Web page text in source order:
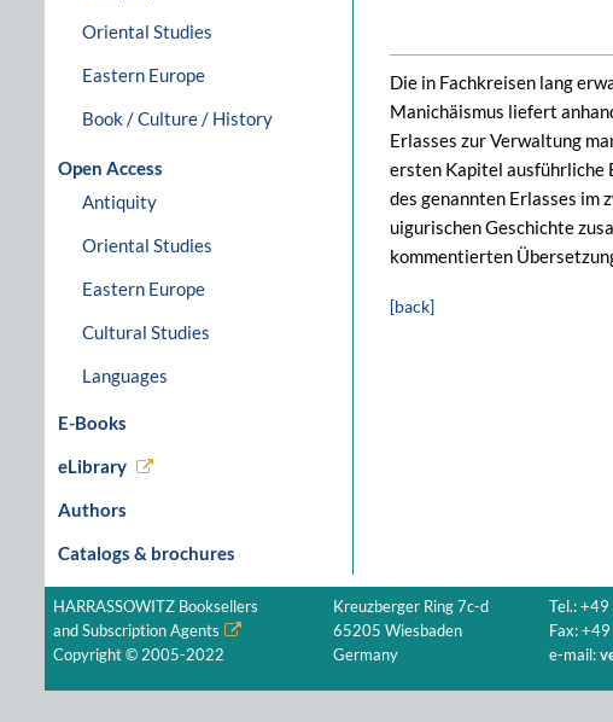
Oriental Studies
Eastern Europe
Book / Culture / History
Open Access
Antiquity
Oriental Studies
Eastern Europe
Cultural Studies
Languages
E-Books
eLibrary
Authors
Catalogs & brochures
Die in Fachkreisen lang
Manichäismus liefert
Erlasses zur Verwaltung
ersten Kapitel ausführliche
des genannten Erlasses
uigurischen Geschichte
kommentierten
[back]
HARRASSOWITZ Booksellers
and Subscription Agents
Copyright © 2005-2022
Kreuzberger Ring 7c-d
65205 Wiesbaden
Germany
Tel.:
Fax:
e-mail: